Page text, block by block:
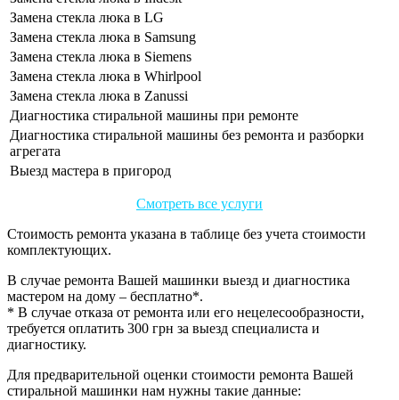
Замена стекла люка в LG
Замена стекла люка в Samsung
Замена стекла люка в Siemens
Замена стекла люка в Whirlpool
Замена стекла люка в Zanussi
Диагностика стиральной машины при ремонте
Диагностика стиральной машины без ремонта и разборки
агрегата
Выезд мастера в пригород
Смотреть все услуги
Стоимость ремонта указана в таблице без учета стоимости
комплектующих.
В случае ремонта Вашей машинки выезд и диагностика
мастером на дому – бесплатно*.
* В случае отказа от ремонта или его нецелесообразности,
требуется оплатить 300 грн за выезд специалиста и
диагностику.
Для предварительной оценки стоимости ремонта Вашей
стиральной машинки нам нужны такие данные: